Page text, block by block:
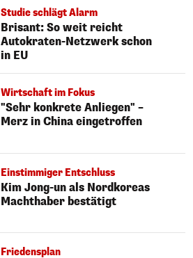
Studie schlägt Alarm
Brisant: So weit reicht
Autokraten-Netzwerk schon
in EU
Wirtschaft im Fokus
"Sehr konkrete Anliegen" –
Merz in China eingetroffen
Einstimmiger Entschluss
Kim Jong-un als Nordkoreas
Machthaber bestätigt
Friedensplan